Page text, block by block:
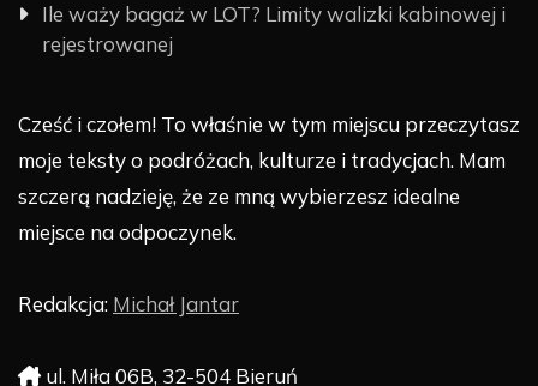
Ile waży bagaż w LOT? Limity walizki kabinowej i
rejestrowanej
Cześć i czołem! To właśnie w tym miejscu przeczytasz
moje teksty o podróżach, kulturze i tradycjach. Mam
szczerą nadzieję, że ze mną wybierzesz idealne
miejsce na odpoczynek.
Redakcja: Michał Jantar
ul. Miła 06B, 32-504 Bieruń